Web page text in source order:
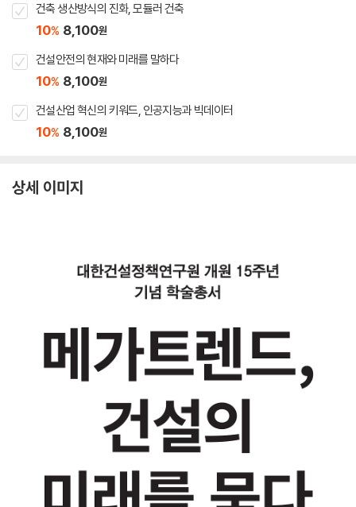
건축 생산방식의 진화, 모듈러 건축
10% 8,100원
건설안전의 현재와 미래를 말하다
10% 8,100원
건설산업 혁신의 키워드, 인공지능과 빅데이터
10% 8,100원
상세 이미지